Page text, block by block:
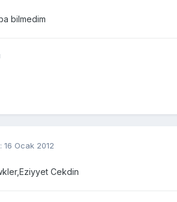
bilmedim
16 Ocak 2012
Cekdin